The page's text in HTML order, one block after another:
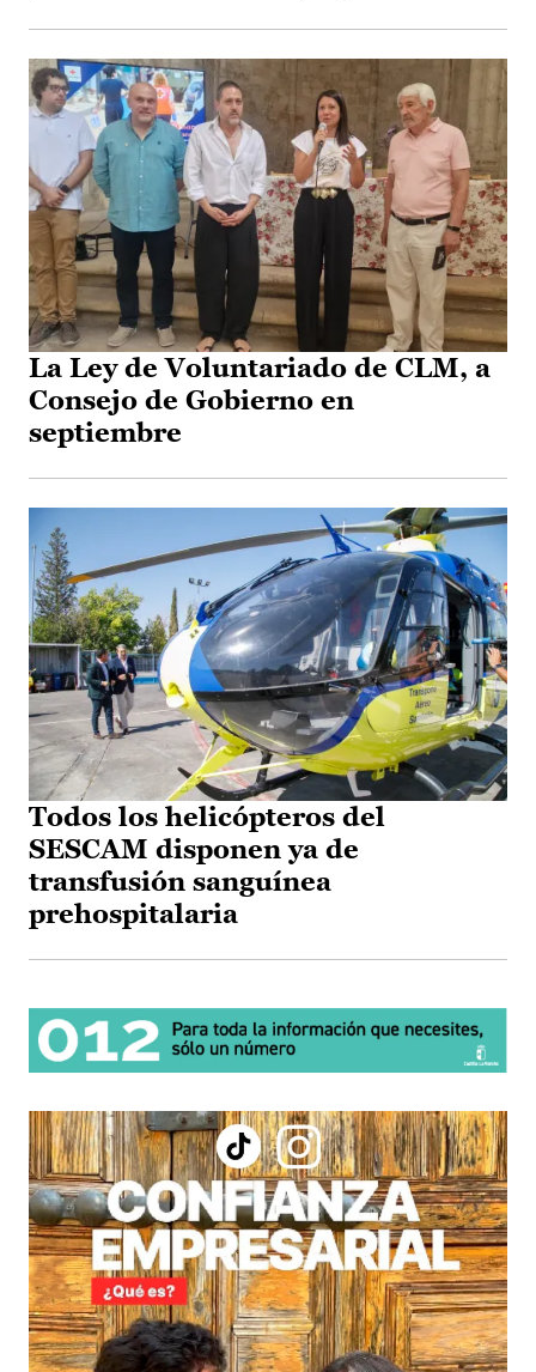
La Ley de Voluntariado de CLM, a
Consejo de Gobierno en
septiembre
Todos los helicópteros del
SESCAM disponen ya de
transfusión sanguínea
prehospitalaria